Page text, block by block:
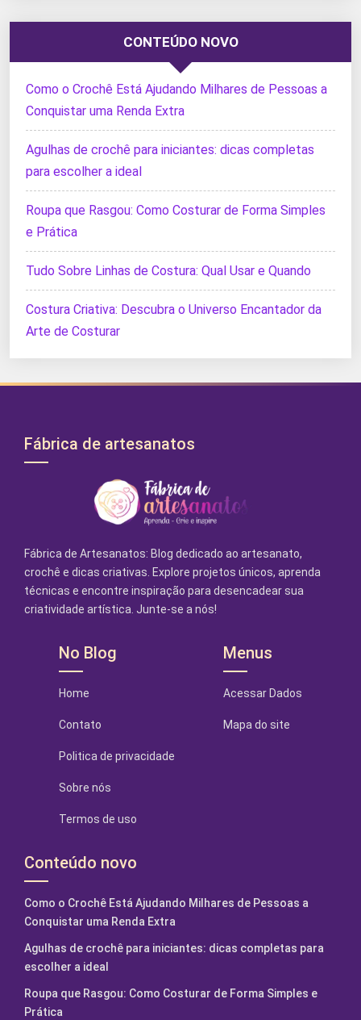
CONTEÚDO NOVO
Como o Crochê Está Ajudando Milhares de Pessoas a
Conquistar uma Renda Extra
Agulhas de crochê para iniciantes: dicas completas
para escolher a ideal
Roupa que Rasgou: Como Costurar de Forma Simples
e Prática
Tudo Sobre Linhas de Costura: Qual Usar e Quando
Costura Criativa: Descubra o Universo Encantador da
Arte de Costurar
Fábrica de artesanatos
Fábrica de Artesanatos: Blog dedicado ao artesanato,
crochê e dicas criativas. Explore projetos únicos, aprenda
técnicas e encontre inspiração para desencadear sua
criatividade artística. Junte-se a nós!
No Blog
Home
Contato
Politica de privacidade
Sobre nós
Termos de uso
Menus
Acessar Dados
Mapa do site
Conteúdo novo
Como o Crochê Está Ajudando Milhares de Pessoas a
Conquistar uma Renda Extra
Agulhas de crochê para iniciantes: dicas completas para
escolher a ideal
Roupa que Rasgou: Como Costurar de Forma Simples e
Prática